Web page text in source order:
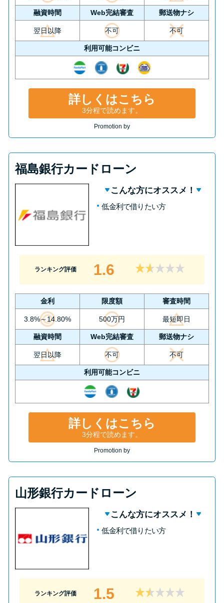
融資時間 Web完結審査 郵送物ナシ
翌日以降 不可 不可
利用可能コンビニ
詳しくはこちら
3分程で読めます。
Promotion by
福島銀行カードローン
こんな方にオススメ！
低金利で借りたい方
ランキング評価 1.6
金利 限度額 審査時間
3.8%～14.80% 500万円 最短即日
融資時間 Web完結審査 郵送物ナシ
翌日以降 不可 不可
利用可能コンビニ
詳しくはこちら
3分程で読めます。
Promotion by
山形銀行カードローン
こんな方にオススメ！
低金利で借りたい方
ランキング評価 1.5